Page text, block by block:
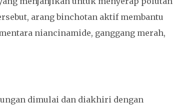
arang binchotan aktif membantu
niancinamide, ganggang merah,
dimulai dan diakhiri dengan